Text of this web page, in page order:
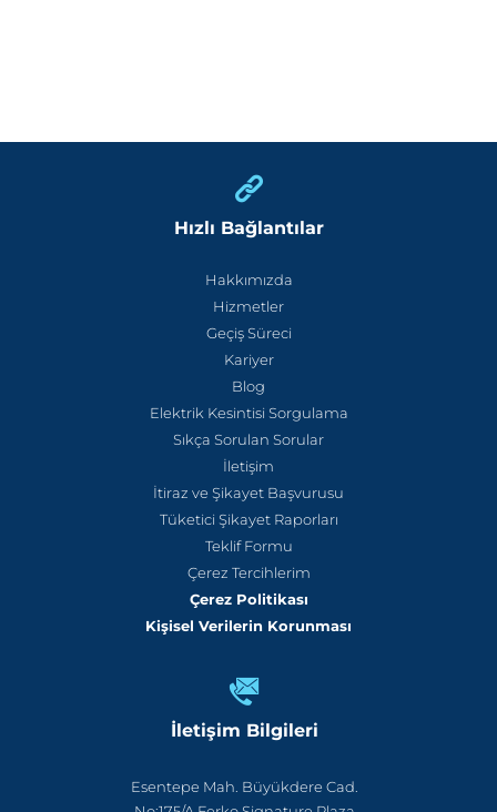
Hızlı Bağlantılar
Hakkımızda
Hizmetler
Geçiş Süreci
Kariyer
Blog
Elektrik Kesintisi Sorgulama
Sıkça Sorulan Sorular
İletişim
İtiraz ve Şikayet Başvurusu
Tüketici Şikayet Raporları
Teklif Formu
Çerez Tercihlerim
Çerez Politikası
Kişisel Verilerin Korunması
İletişim Bilgileri
Esentepe Mah. Büyükdere Cad.